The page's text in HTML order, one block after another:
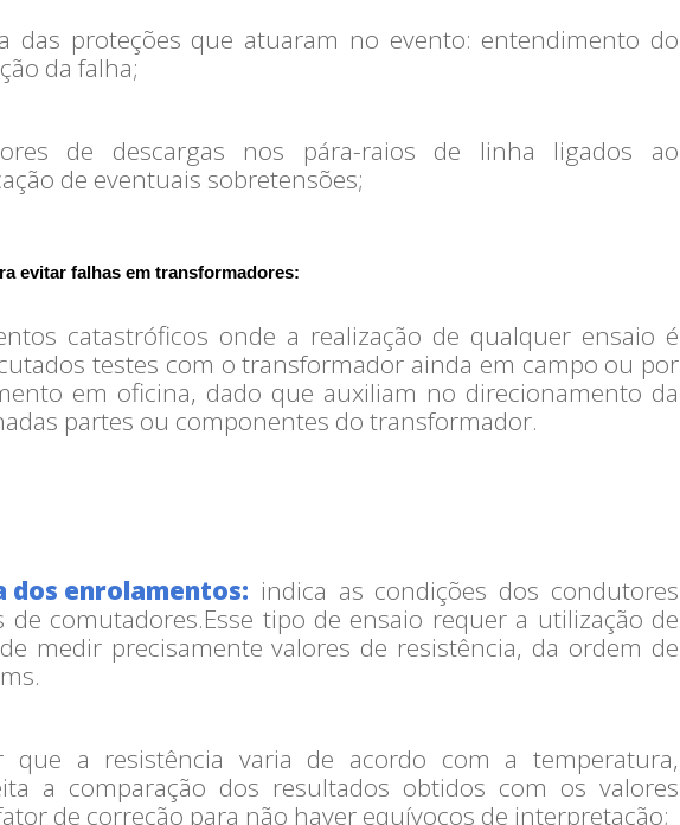
das proteções que atuaram no evento: entendimento do
da falha;
de descargas nos pára-raios de linha ligados ao
de eventuais sobretensões;
evitar falhas em transformadores:
catastróficos onde a realização de qualquer ensaio é
testes com o transformador ainda em campo ou por
em oficina, dado que auxiliam no direcionamento da
partes ou componentes do transformador.
dos enrolamentos: indica as condições dos condutores
comutadores.Esse tipo de ensaio requer a utilização de
medir precisamente valores de resistência, da ordem de
que a resistência varia de acordo com a temperatura,
a comparação dos resultados obtidos com os valores
de correção para não haver equívocos de interpretação;